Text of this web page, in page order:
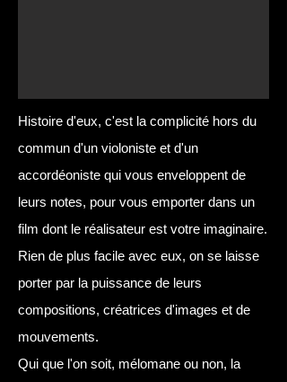
Histoire d'eux, c'est la complicité hors du
commun d'un violoniste et d'un
accordéoniste qui vous enveloppent de
leurs notes, pour vous emporter dans un
film dont le réalisateur est votre imaginaire.
Rien de plus facile avec eux, on se laisse
porter par la puissance de leurs
compositions, créatrices d'images et de
mouvements.
Qui que l'on soit, mélomane ou non, la